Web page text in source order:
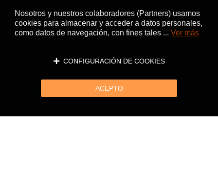
Nosotros y nuestros colaboradores (Partners) usamos
cookies para almacenar y acceder a datos personales,
como datos de navegación, con fines tales ... Ver más
CONFIGURACIÓN DE COOKIES
ACEPTO